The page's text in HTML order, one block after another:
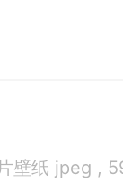
壁纸 jpeg ,